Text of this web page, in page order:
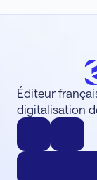
Éditeur
digitalisation